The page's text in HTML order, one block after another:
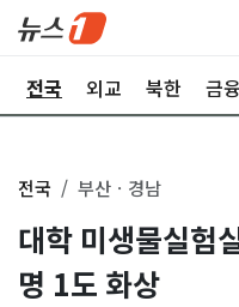
전국 외교 북한 금
전국 부산ㆍ경남
대학 미생물실험
명 1도 화상